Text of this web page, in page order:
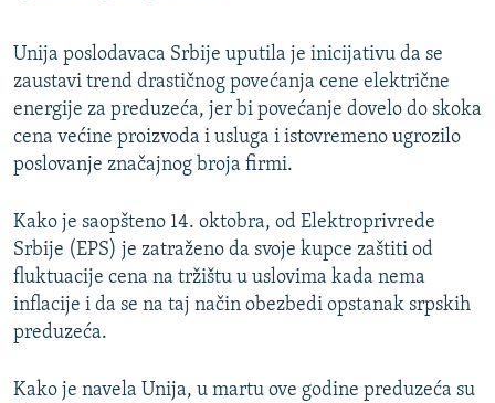
MOJA EVROPA
TRI DECENIJE OD RATA U BIH
SVE KARTE DEJTONA
NASTANAK I RASPAD JUGOSLAVIJE
Unija poslodavaca Srbije uputila je inicijativu da se
zaustavi trend drastičnog povećanja cene električne
energije za preduzeća, jer bi povećanje dovelo do skoka
cena većine proizvoda i usluga i istovremeno ugrozilo
poslovanje značajnog broja firmi.
Kako je saopšteno 14. oktobra, od Elektroprivrede
Srbije (EPS) je zatraženo da svoje kupce zaštiti od
fluktuacije cena na tržištu u uslovima kada nema
inflacije i da se na taj način obezbedi opstanak srpskih
preduzeća.
Kako je navela Unija, u martu ove godine preduzeća su